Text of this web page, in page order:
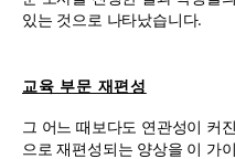
있는 것으로 나타났습니다.
교육 부문 재편성
그 어느 때보다도 연관성이 커
으로 재편성되는 양상을 이 가